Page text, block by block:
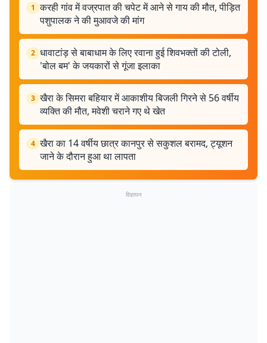
1 करही गांव में वज्रपात की चपेट में आने से गाय की मौत, पीड़ित
पशुपालक ने की मुआवजे की मांग
2 धावाटांड़ से बाबाधाम के लिए रवाना हुई शिवभक्तों की टोली,
'बोल बम' के जयकारों से गूंजा इलाका
3 खैरा के सिमरा बहियार में आकाशीय बिजली गिरने से 56 वर्षीय
व्यक्ति की मौत, मवेशी चराने गए थे खेत
4 खैरा का 14 वर्षीय छात्र कानपुर से सकुशल बरामद, ट्यूशन
जाने के दौरान हुआ था लापता
विज्ञापन